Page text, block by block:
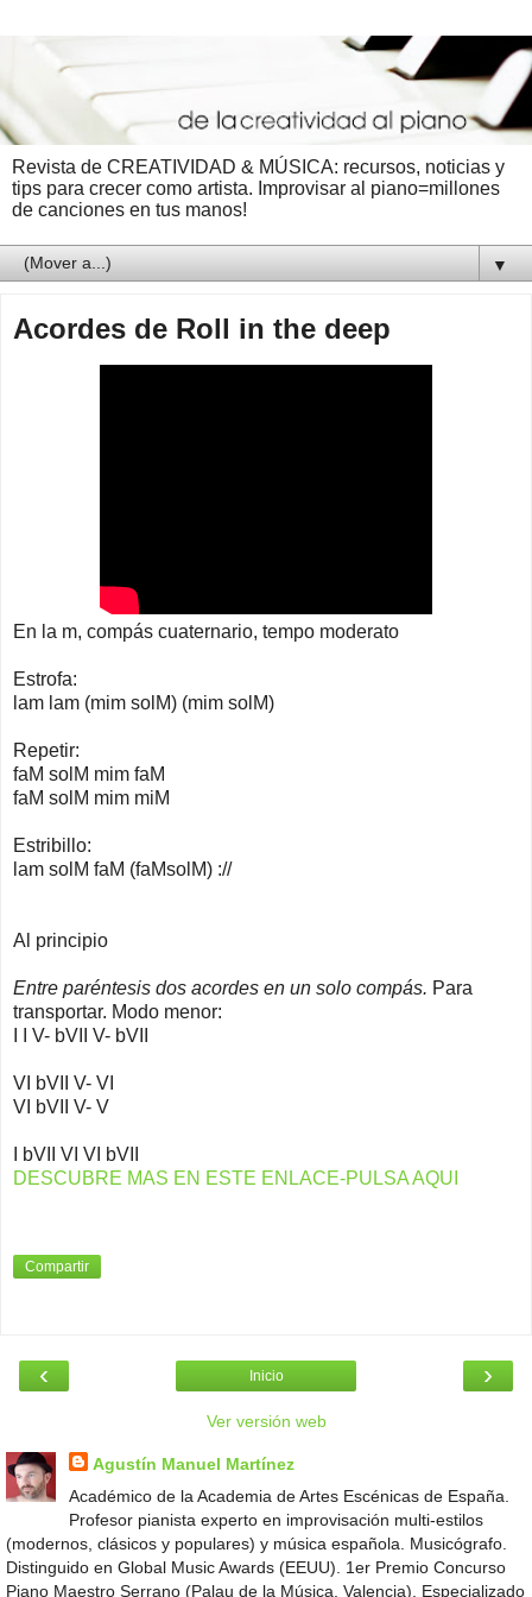
Revista de CREATIVIDAD & MÚSICA: recursos, noticias y
tips para crecer como artista. Improvisar al piano=millones
de canciones en tus manos!
▼
Acordes de Roll in the deep
En la m, compás cuaternario, tempo moderato
Estrofa:
lam lam (mim solM) (mim solM)
Repetir:
faM solM mim faM
faM solM mim miM
Estribillo:
lam solM faM (faMsolM) ://
Al principio
Entre paréntesis dos acordes en un solo compás. Para
transportar. Modo menor:
I I V- bVII V- bVII
VI bVII V- VI
VI bVII V- V
I bVII VI VI bVII
DESCUBRE MAS EN ESTE ENLACE-PULSA AQUI
Compartir
‹ ›
Inicio
Ver versión web
Agustín Manuel Martínez
Académico de la Academia de Artes Escénicas de España.
Profesor pianista experto en improvisación multi-estilos
(modernos, clásicos y populares) y música española. Musicógrafo.
Distinguido en Global Music Awards (EEUU). 1er Premio Concurso
Piano Maestro Serrano (Palau de la Música, Valencia). Especializado